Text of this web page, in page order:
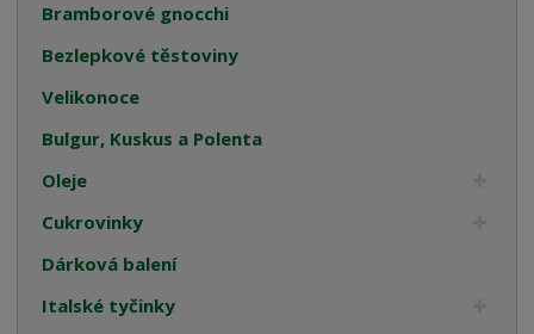
Bramborové gnocchi
Bezlepkové těstoviny
Velikonoce
Bulgur, Kuskus a Polenta
Oleje
Cukrovinky
Dárková balení
Italské tyčinky